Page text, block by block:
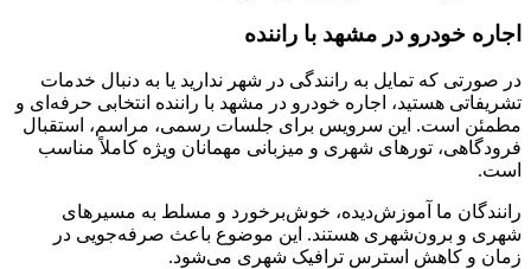
اجاره خودرو در مشهد با راننده
در صورتی که تمایل به رانندگی در شهر ندارید یا به دنبال خدمات
تشریفاتی هستید، اجاره خودرو در مشهد با راننده انتخابی حرفه‌ای و
مطمئن است. این سرویس برای جلسات رسمی، مراسم، استقبال
فرودگاهی، تورهای شهری و میزبانی مهمانان ویژه کاملاً مناسب
است.
رانندگان ما آموزش‌دیده، خوش‌برخورد و مسلط به مسیرهای
شهری و برون‌شهری هستند. این موضوع باعث صرفه‌جویی در
زمان و کاهش استرس ترافیک شهری می‌شود.